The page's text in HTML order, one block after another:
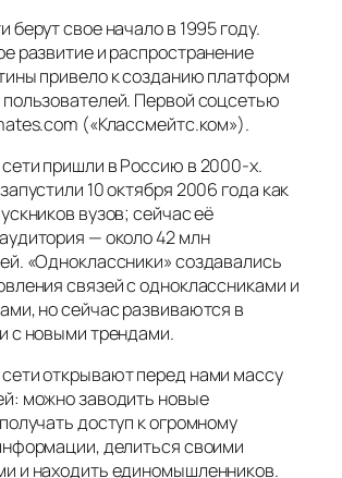
берут свое начало в 1995 году.
развитие и распространение
привело к созданию платформ
Первой соцсетью
(«Классмейтс.ком»).
пришли в Россию в 2000‑х.
10 октября 2006 года как
вузов; сейчас её
— около 42 млн
«Одноклассники» создавались
связей с одноклассниками и
но сейчас развиваются в
с новыми трендами.
открывают перед нами массу
можно заводить новые
доступ к огромному
делиться своими
и находить единомышленников.